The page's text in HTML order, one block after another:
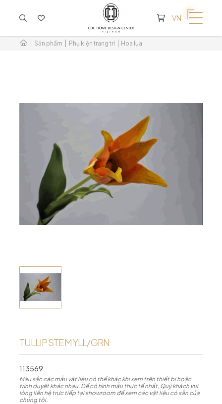
KHÔNG CÓ SẢN PHẨM TRONG GIỎ HÀNG
VN
Sản phẩm Phụ kiện trang trí Hoa lụa
TULLIP STEM YLL/GRN
113569
Màu sắc các mẫu vật liệu có thể khác khi xem trên thiết bị hoặc
trình duyệt khác nhau. Để có hình mẫu thực tế nhất, Quý khách vui
lòng liên hệ trực tiếp tại showroom để xem các vật liệu có sẵn của
chúng tôi.